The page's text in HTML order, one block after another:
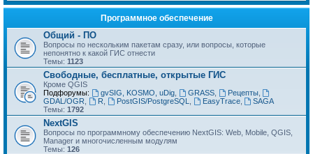
Программное обеспечение
Общий - ПО
Вопросы по нескольким пакетам сразу, или вопросы, которые
непонятно к какой ГИС отнести
Темы: 1123
Свободные, бесплатные, открытые ГИС
Кроме QGIS
Подфорумы:
gvSIG, KOSMO, uDig, GRASS, Рецепты,
GDAL/OGR
R PostGIS/PostgreSQL EasyTrace,
SAGA
Темы: 1792
NextGIS
Вопросы по программному обеспечению NextGIS: Web, Mobile, QGIS,
Manager и многочисленным модулям
Темы: 126